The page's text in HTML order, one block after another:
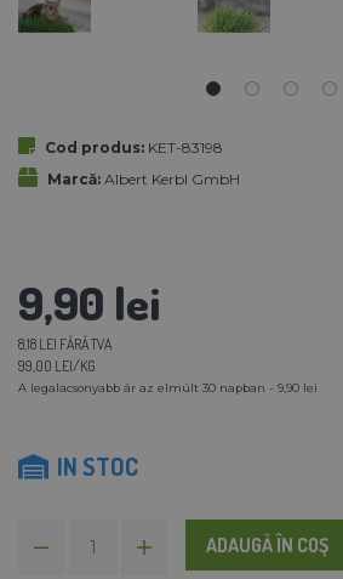
Cod produs: KET-83198
Marcă: Albert Kerbl GmbH
9,90 lei
8,18 LEI FĂRĂ TVA
99,00 LEI/KG
A legalacsonyabb ár az elmúlt 30 napban - 9,90 lei
IN STOC
ADAUGĂ ÎN COŞ